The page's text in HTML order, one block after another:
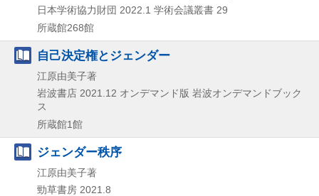
日本学術協力財団 2022.1 学術会議叢書 29
所蔵館268館
自己決定権とジェンダー
江原由美子著
岩波書店 2021.12 オンデマンド版 岩波オンデマンドブック
ス
所蔵館1館
ジェンダー秩序
江原由美子著
勁草書房 2021.8